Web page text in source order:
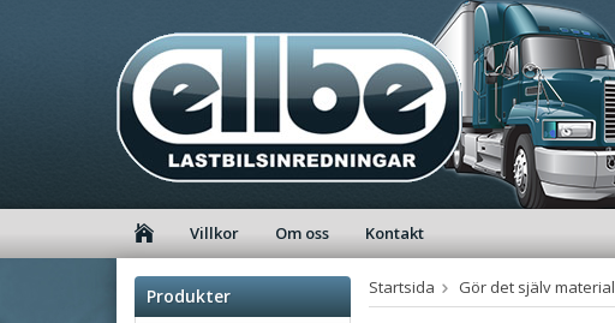
Villkor Om oss Kontakt
Produkter Startsida Gör det själv material